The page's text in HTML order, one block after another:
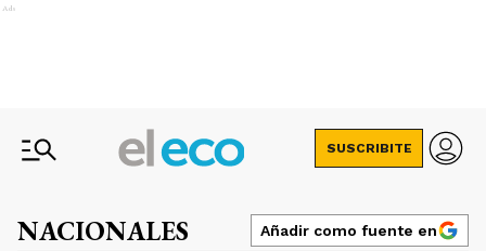
Ads
SUSCRIBITE
NACIONALES Añadir como fuente en